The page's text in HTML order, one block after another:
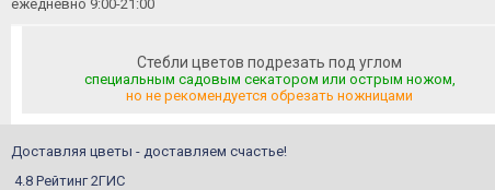
ежедневно 9:00-21:00
Стебли цветов подрезать под углом
специальным садовым секатором или острым ножом,
но не рекомендуется обрезать ножницами
Доставляя цветы - доставляем счастье!
4.8 Рейтинг 2ГИС